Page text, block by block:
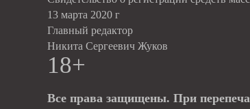
13 марта 2020 г
Главный редактор
Никита Сергеевич Жуков
18+
Все права защищены. При